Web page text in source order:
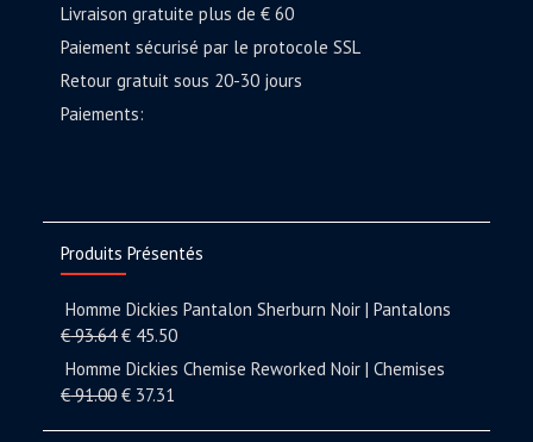
Livraison gratuite plus de € 60
Paiement sécurisé par le protocole SSL
Retour gratuit sous 20-30 jours
Paiements:
Produits Présentés
Homme Dickies Pantalon Sherburn Noir | Pantalons
€93.64 € 45.50
Homme Dickies Chemise Reworked Noir | Chemises
€91.00 € 37.31